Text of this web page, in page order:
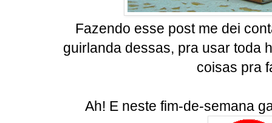
Fazendo esse post me dei
guirlanda dessas, pra usar toda
coisas pra
Ah! E neste fim-de-semana